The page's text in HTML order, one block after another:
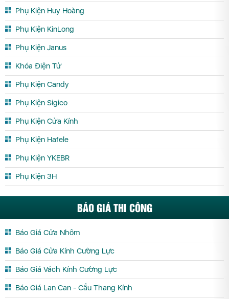
Phụ Kiện Huy Hoàng
Phụ Kiện KinLong
Phụ Kiện Janus
Khóa Điện Tử
Phụ Kiện Candy
Phụ Kiện Sigico
Phụ Kiện Cửa Kính
Phụ Kiện Hafele
Phụ Kiện YKEBR
Phụ Kiện 3H
BÁO GIÁ THI CÔNG
Báo Giá Cửa Nhôm
Báo Giá Cửa Kính Cường Lực
Báo Giá Vách Kính Cường Lực
Báo Giá Lan Can - Cầu Thang Kính